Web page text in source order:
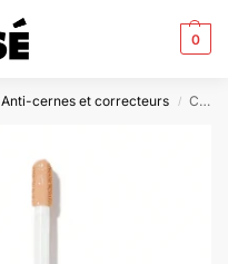
0
Anti-cernes et correcteurs / Cache-cernes couvrant toute la surface pendant 12 heures